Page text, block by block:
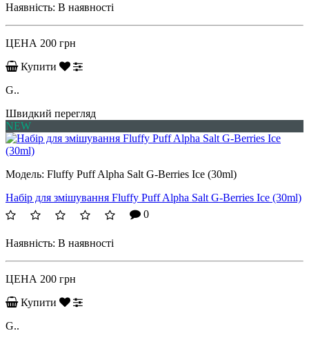
Наявність: В наявності
ЦЕНА 200 грн
Купити
G..
Швидкий перегляд
NEW
Модель: Fluffy Puff Alpha Salt G-Berries Ice (30ml)
Набір для змішування Fluffy Puff Alpha Salt G-Berries Ice (30ml)
0
Наявність: В наявності
ЦЕНА 200 грн
Купити
G..